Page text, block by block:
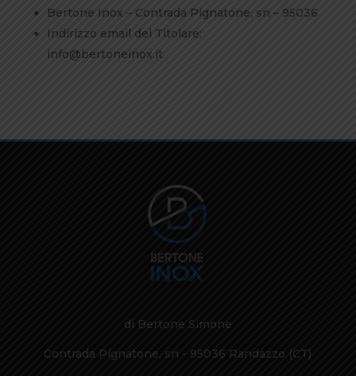
Bertone Inox – Contrada Pignatone, sn – 95036
Indirizzo email del Titolare:
info@bertoneinox.it
di Bertone Simone
Contrada Pignatone, sn - 95036 Randazzo (CT)